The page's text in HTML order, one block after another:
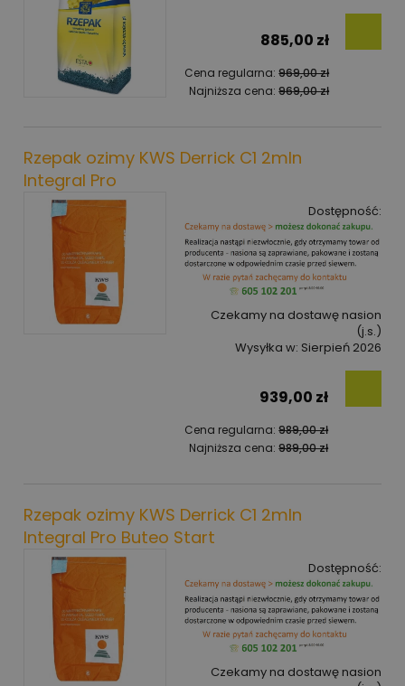
885,00 zł
Cena regularna:969,00 zł
Najniższa cena:969,00 zł
Rzepak ozimy KWS Derrick C1 2mln
Integral Pro
Dostępność:
Czekamy na dostawę nasion
(j.s.)
Wysyłka w: Sierpień 2026
939,00 zł
Cena regularna:989,00 zł
Najniższa cena:989,00 zł
Rzepak ozimy KWS Derrick C1 2mln
Integral Pro Buteo Start
Dostępność:
Czekamy na dostawę nasion